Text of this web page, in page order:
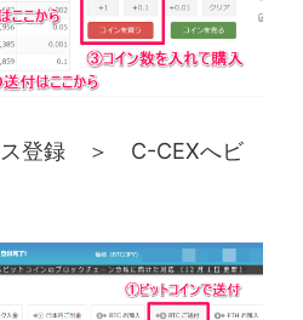
ス登録 ＞ C-CEXへビ